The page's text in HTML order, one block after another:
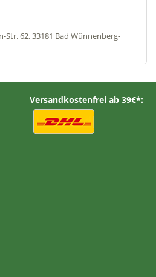
Str. 62, 33181 Bad Wünnenberg-
Versandkostenfrei ab 39€*: